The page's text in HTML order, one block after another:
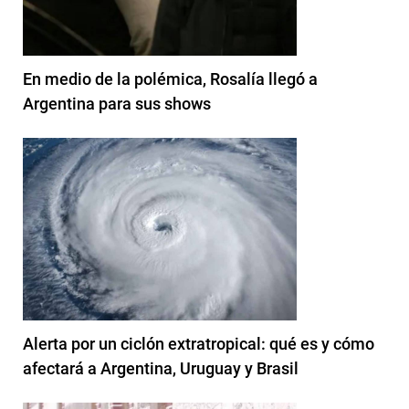
En medio de la polémica, Rosalía llegó a
Argentina para sus shows
Alerta por un ciclón extratropical: qué es y cómo
afectará a Argentina, Uruguay y Brasil